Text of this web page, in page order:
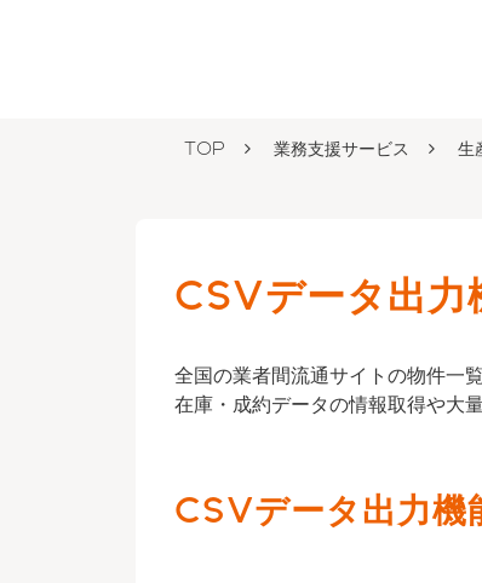
TOP 業務支援サービス 生
CSVデータ出力
全国の業者間流通サイトの物件一
在庫・成約データの情報取得や大
CSVデータ出力機